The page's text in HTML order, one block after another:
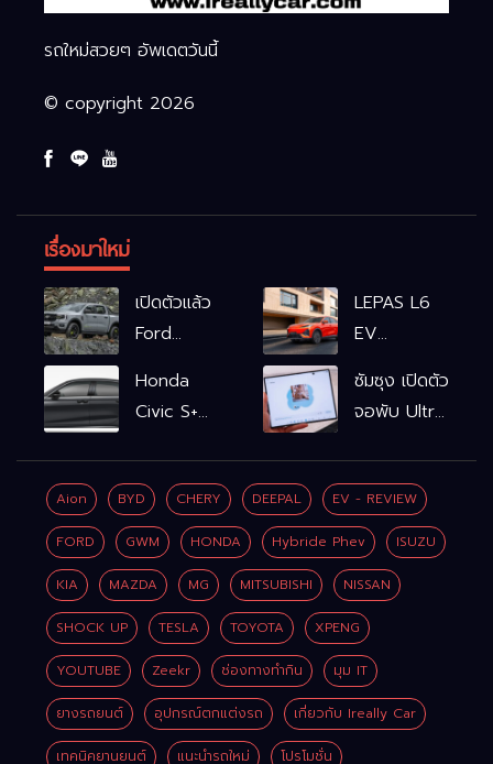
รถใหม่สวยๆ อัพเดตวันนี้
© copyright 2026
เรื่องมาใหม่
เปิดตัวแล้ว
Ford
WOLFTRAK
LEPAS L6
EV
L6 EV
Comfort
FWD
769,900
บาท L6 EV
Premium
FWD
799,900
บาท
Honda
Civic S+
จำลองเกียร์
เพิ่ม 2 หมื่น
บาท
ซัมซุง เปิดตัว
จอพับ Ultra
เชื่อมมือถือ-
นาฬิกา-แว่น
อัจฉริยะ
Aion BYD CHERY DEEPAL EV - REVIEW
FORD GWM HONDA Hybride Phev ISUZU
KIA MAZDA MG MITSUBISHI NISSAN
SHOCK UP TESLA TOYOTA XPENG
YOUTUBE Zeekr ช่องทางทำกิน มุม IT
ยางรถยนต์ อุปกรณ์ตกแต่งรถ เกี่ยวกับ Ireally Car
เทคนิคยานยนต์ แนะนำรถใหม่ โปรโมชั่น